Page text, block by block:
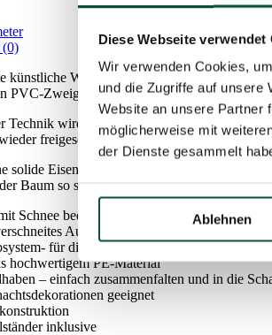
Diese Webseite verwendet
Wir verwenden Cookies,
und die Zugriffe auf unsere
Website an unsere Partner
möglicherweise mit
der Dienste gesammelt
Ablehnen
(0)
künstliche Weihnachtsbaum 3D Polarfichte
PVC-Zweige ergänzt, die ebenfalls dicht mit
wird der gesamte Baum nach und
freigesetzt. Das ursprüngliche
solide Eisenkonstruktion und einen stabilen
Baum so seine perfekte Form erhält. Ihr
Schnee bedeckte 3D- und PVC-Zweige
Aussehen
für die perfekte Baumform
hochwertigem PE-Material
– einfach zusammenfalten und in die
geeignet
inklusive